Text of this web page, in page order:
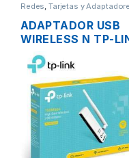
Redes ,Tarjetas y
Wireless
ADAPTADOR USB
WIRELESS N TP-
TL-WN722N UNA
ANTENA ALTA
GANANCIA